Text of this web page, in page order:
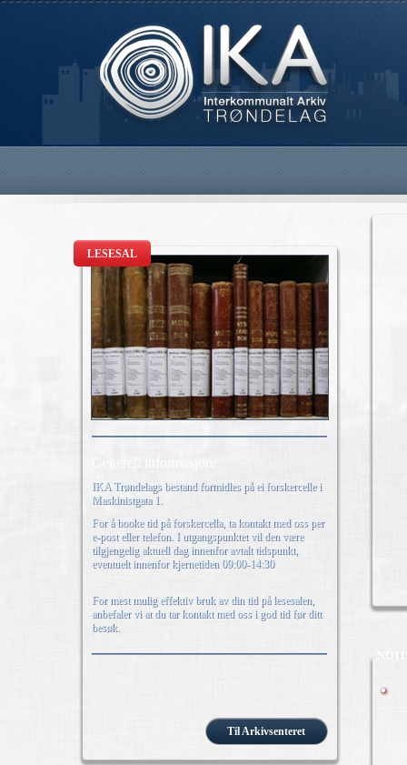
LESESAL
IKA Trøndelags bestand formidles på ei forskercelle i
Maskinistgata 1.
For å booke tid på forskercella, ta kontakt med oss per
e-post eller telefon. I utgangspunktet vil den være
tilgjengelig aktuell dag innenfor avtalt tidspunkt,
eventuelt innenfor kjernetiden 09:00-14:30
For mest mulig effektiv bruk av din tid på lesesalen,
anbefaler vi at du tar kontakt med oss i god tid før ditt
besøk.
Til Arkivsenteret